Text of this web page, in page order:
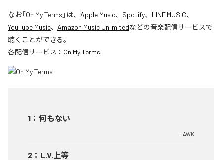
なお「On My Terms 」は、 Apple Music、 Spotify、 LINE MUSIC、
YouTube Music、 Amazon Music Unlimitedなどの音楽配信サービスで
聴くことができる。
各配信サービス： On My Terms
1 ： 何もない
HAWK
2 ： L.V.上等